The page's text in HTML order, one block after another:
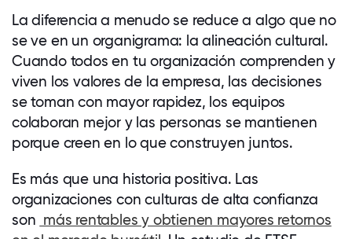
La diferencia a menudo se reduce a algo que no
se ve en un organigrama: la alineación cultural.
Cuando todos en tu organización comprenden y
viven los valores de la empresa, las decisiones
se toman con mayor rapidez, los equipos
colaboran mejor y las personas se mantienen
porque creen en lo que construyen juntos.
Es más que una historia positiva. Las
organizaciones con culturas de alta confianza
son más rentables y obtienen mayores retornos